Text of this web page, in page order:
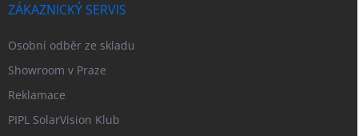
ZÁKAZNICKÝ SERVIS
Osobní odběr ze skladu
Showroom v Praze
Reklamace
PIPL SolarVision Klub